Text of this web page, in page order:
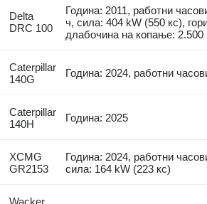
Delta
DRC 100
Година: 2011, работни
ч, сила: 404 kW (550 кс),
длабочина на копање: 2.500
Caterpillar
140G
Година: 2024, работни
Caterpillar
140H
Година: 2025
XCMG
GR2153
Година: 2024, работни
сила: 164 kW (223 кс)
Wacker